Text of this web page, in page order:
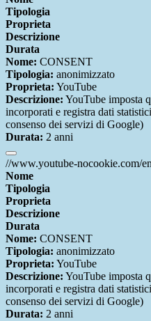
Tipologia
Proprieta
Descrizione
Durata
Nome: CONSENT
Tipologia: anonimizzato
Proprieta: YouTube
Descrizione: YouTube imposta
incorporati e registra dati
consenso dei servizi di Google)
Durata: 2 anni
//www.youtube-nocookie.com/
Nome
Tipologia
Proprieta
Descrizione
Durata
Nome: CONSENT
Tipologia: anonimizzato
Proprieta: YouTube
Descrizione: YouTube imposta
incorporati e registra dati
consenso dei servizi di Google)
Durata: 2 anni